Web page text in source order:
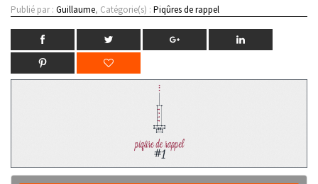
Publié par : Guillaume, Catégorie(s) : Piqûres de rappel